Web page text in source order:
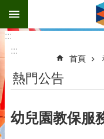
跳到主要內容區塊
:::
:::
首頁
熱門公告
幼兒園教保服